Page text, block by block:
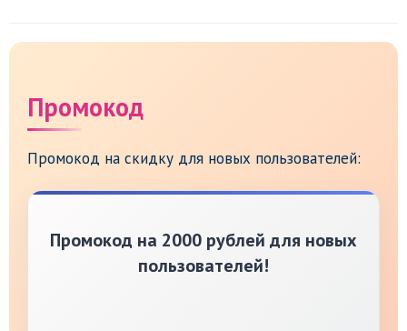
Промокод
Промокод на скидку для новых пользователей:
Промокод на 2000 рублей для новых
пользователей!